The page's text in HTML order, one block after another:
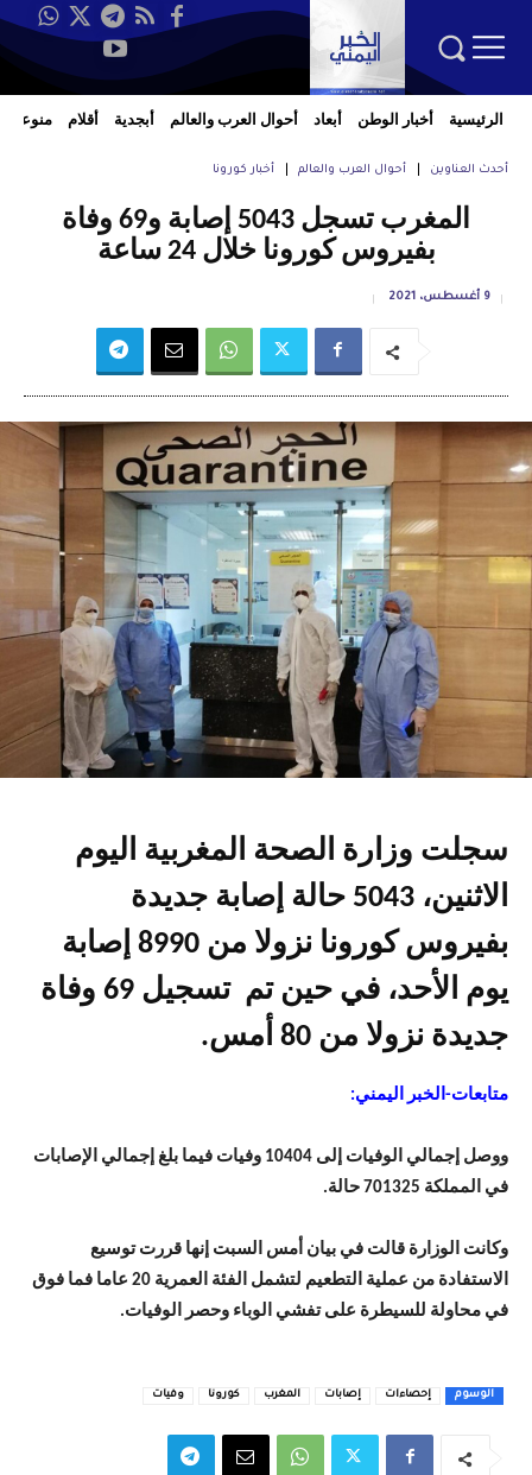
الرئيسية أخبار الوطن أبعاد أحوال العرب والعالم أبجدية أقلام منوعات
أحدث العناوين أحوال العرب والعالم أخبار كورونا
المغرب تسجل 5043 إصابة و69 وفاة
بفيروس كورونا خلال 24 ساعة
9 أغسطس، 2021
سجلت وزارة الصحة المغربية اليوم
الاثنين، 5043 حالة إصابة جديدة
بفيروس كورونا نزولا من 8990 إصابة
يوم الأحد، في حين تم تسجيل 69 وفاة
جديدة نزولا من 80 أمس.
متابعات-الخبر اليمني:
ووصل إجمالي الوفيات إلى 10404 وفيات فيما بلغ إجمالي الإصابات
في المملكة 701325 حالة.
وكانت الوزارة قالت في بيان أمس السبت إنها قررت توسيع
الاستفادة من عملية التطعيم لتشمل الفئة العمرية 20 عاما فما فوق
في محاولة للسيطرة على تفشي الوباء وحصر الوفيات.
الوسوم إحصاءات إصابات المغرب كورونا وفيات